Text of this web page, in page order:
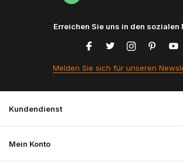
Erreichen Sie uns in den sozialen
Melden Sie sich für unseren
Kundendienst
Mein Konto